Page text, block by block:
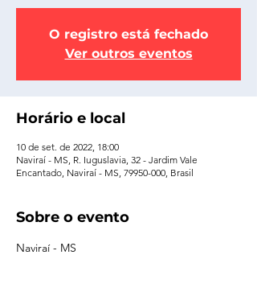
O registro está fechado
Ver outros eventos
Horário e local
10 de set. de 2022, 18:00
Naviraí - MS, R. Iuguslavia, 32 - Jardim Vale
Encantado, Naviraí - MS, 79950-000, Brasil
Sobre o evento
Naviraí - MS